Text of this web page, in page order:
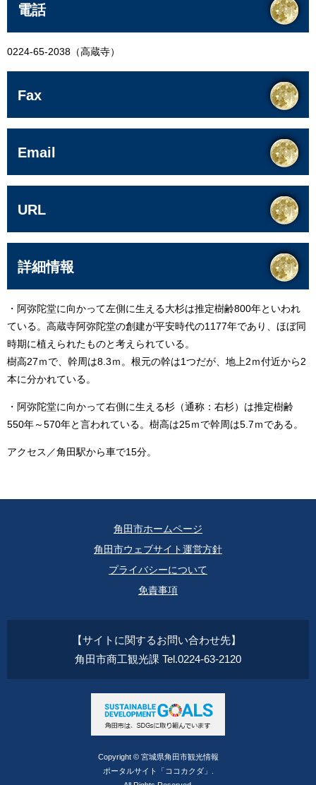
電話
0224-65-2038（高蔵寺）
Fax
Email
URL
詳細情報
・阿弥陀堂に向かって左側に生える大杉は推定樹齢800年といわれ
ている。高蔵寺阿弥陀堂の創建が平安時代の1177年であり、ほぼ同
時期に植えられたものと考えられている。
樹高27ｍで、幹周は8.3ｍ。根元の幹は1つだが、地上2ｍ付近から2
本に分かれている。
・阿弥陀堂に向かって右側に生える杉（通称：右杉）は推定樹齢
550年～570年と言われている。樹高は25ｍで幹周は5.7ｍである。
アクセス／角田駅から車で15分。
角田市ホームページ
角田市ウェブサイト運営方針
プライバシーについて
免責事項
【サイトに関するお問い合わせ先】
角田市商工観光課 Tel.0224-63-2120
Copyright © 宮城県角田市観光情報
ポータルサイト「ココカクダ」.